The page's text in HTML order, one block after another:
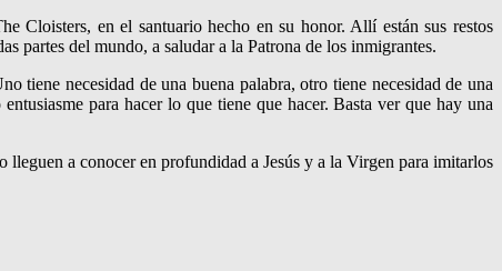
Cloisters, en el santuario hecho en su honor. Allí están sus restos
partes del mundo, a saludar a la Patrona de los inmigrantes.
tiene necesidad de una buena palabra, otro tiene necesidad de una
para hacer lo que tiene que hacer. Basta ver que hay una
lleguen a conocer en profundidad a Jesús y a la Virgen para imi­tarlos